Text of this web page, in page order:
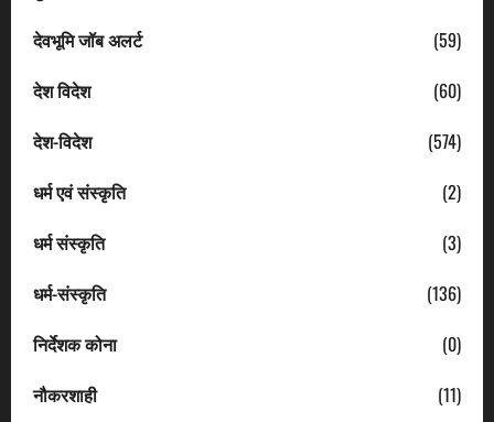
देवभूमि जॉब अलर्ट
(59)
देश विदेश
(60)
देश-विदेश
(574)
धर्म एवं संस्कृति
(2)
धर्म संस्कृति
(3)
धर्म-संस्कृति
(136)
निर्देशक कोना
(0)
नौकरशाही
(11)